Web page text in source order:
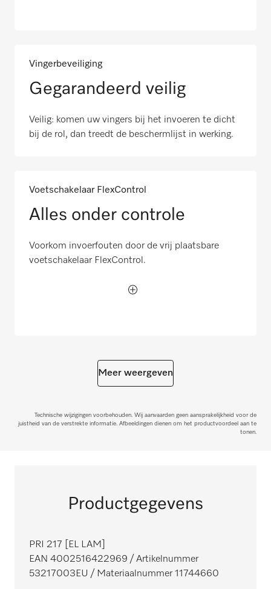
Vingerbeveiliging
Gegarandeerd veilig
Veilig: komen uw vingers bij het invoeren te dicht
bij de rol, dan treedt de beschermlijst in werking.
Voetschakelaar FlexControl
Alles onder controle
Voorkom invoerfouten door de vrij plaatsbare
voetschakelaar FlexControl.
Meer weergeven
Technische wijzigingen voorbehouden. Wij aanvaarden geen aansprakelijkheid voor de
juistheid van de verstrekte informatie. Afbeeldingen dienen om het productvoordeel aan te
tonen.
Productgegevens
PRI 217 [EL LAM]
EAN 4002516422969 / Artikelnummer
53217003EU / Materiaalnummer 11744660